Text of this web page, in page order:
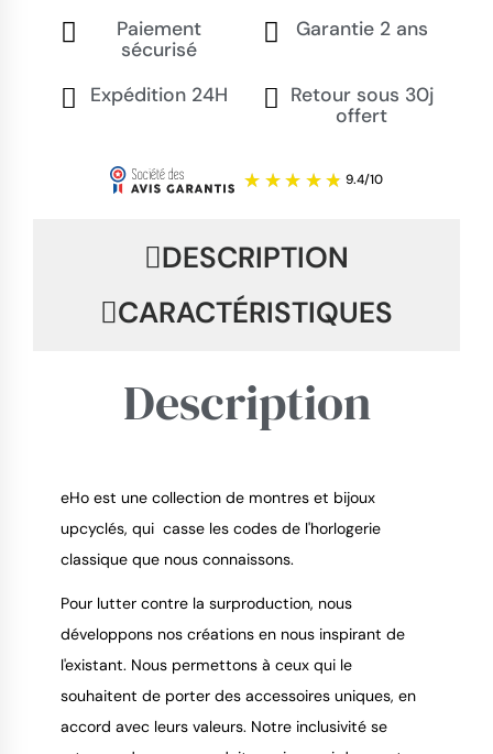
Paiement
sécurisé
Garantie 2 ans
Expédition 24H
Retour sous 30j
offert
DESCRIPTION
CARACTÉRISTIQUES
Description
eHo est une collection de montres et bijoux
upcyclés, qui casse les codes de l'horlogerie
classique que nous connaissons.
Pour lutter contre la surproduction, nous
développons nos créations en nous inspirant de
l'existant. Nous permettons à ceux qui le
souhaitent de porter des accessoires uniques, en
accord avec leurs valeurs. Notre inclusivité se